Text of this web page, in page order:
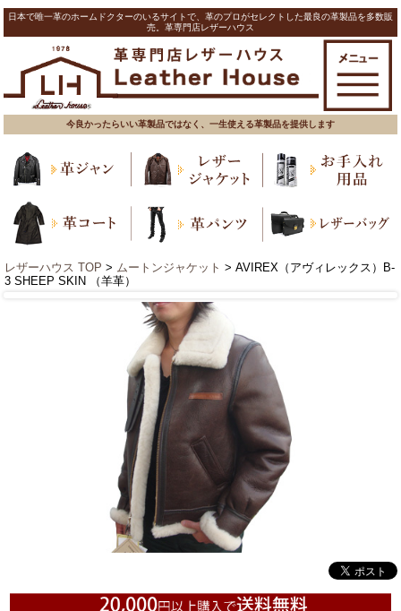
日本で唯一革のホームドクターのいるサイトで、革のプロがセレクトした最良の革製品を多数販
売。革専門店レザーハウス
今良かったらいい革製品ではなく、一生使える革製品を提供します
レザーハウス TOP > ムートンジャケット > AVIREX（アヴィレックス）B-
3 SHEEP SKIN （羊革）